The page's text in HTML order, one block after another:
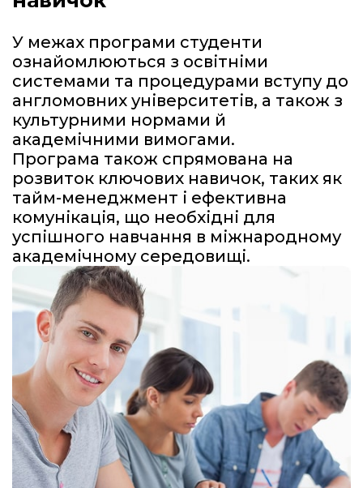
У межах програми студенти
ознайомлюються з освітніми
системами та процедурами вступу до
англомовних університетів, а також з
культурними нормами й
академічними вимогами.
Програма також спрямована на
розвиток ключових навичок, таких як
тайм-менеджмент і ефективна
комунікація, що необхідні для
успішного навчання в міжнародному
академічному середовищі.